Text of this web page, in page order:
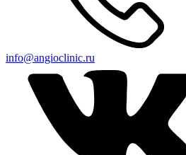
info@angioclinic.ru